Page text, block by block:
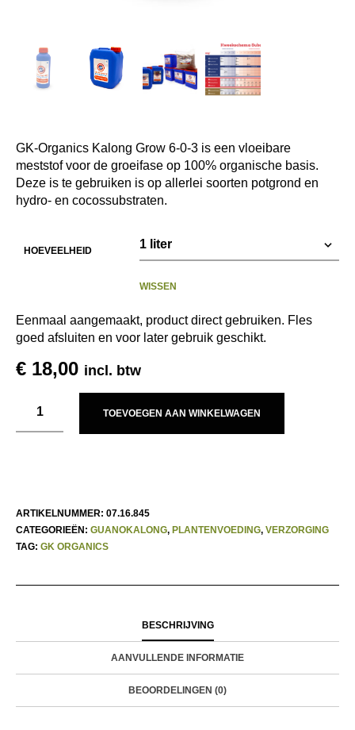
GK-Organics Kalong Grow 6-0-3 is een vloeibare
meststof voor de groeifase op 100% organische basis.
Deze is te gebruiken is op allerlei soorten potgrond en
hydro- en cocossubstraten.
HOEVEELHEID
WISSEN
Eenmaal aangemaakt, product direct gebruiken. Fles
goed afsluiten en voor later gebruik geschikt.
€ 18,00 incl. btw
TOEVOEGEN AAN WINKELWAGEN
ARTIKELNUMMER: 07.16.845
CATEGORIEËN: GUANOKALONG, PLANTENVOEDING, VERZORGING
TAG: GK ORGANICS
BESCHRIJVING
AANVULLENDE INFORMATIE
BEOORDELINGEN (0)